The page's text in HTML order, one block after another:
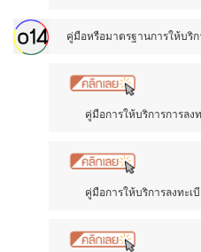
คู่มือหรือมาตรฐานการให้บริก
คู่มือการให้บริการการลงท
คู่มือการให้บริการลงทะเบี